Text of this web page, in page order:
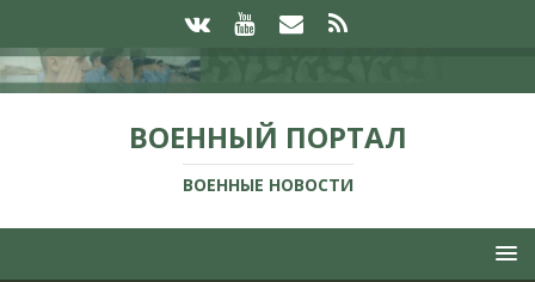
ВОЕННЫЙ ПОРТАЛ
ВОЕННЫЕ НОВОСТИ